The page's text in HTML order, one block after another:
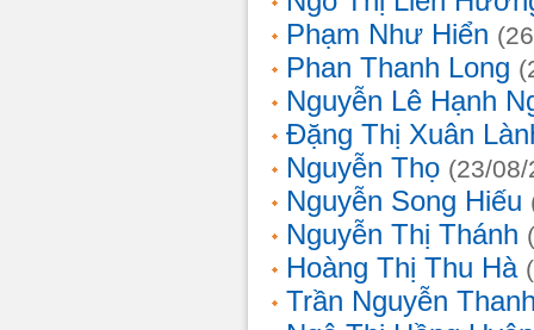
Phạm Như Hiển
Phan Thanh Long
Nguyễn Lê Hạnh
Đặng Thị Xuân
Nguyễn Thọ (23/
Nguyễn Song Hiếu
Nguyễn Thị Thánh
Hoàng Thị Thu Hà
Trần Nguyễn